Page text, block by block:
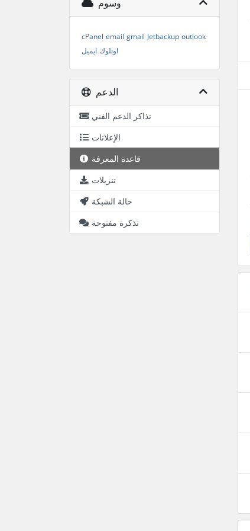
وسوم
cPanel email gmail Jetbackup outlook
اوتلوك ايميل
الدعم
تذاكر الدعم الفني
الإعلانات
قاعدة المعرفة
تنزيلات
حالة الشبكة
تذكرة مفتوحة